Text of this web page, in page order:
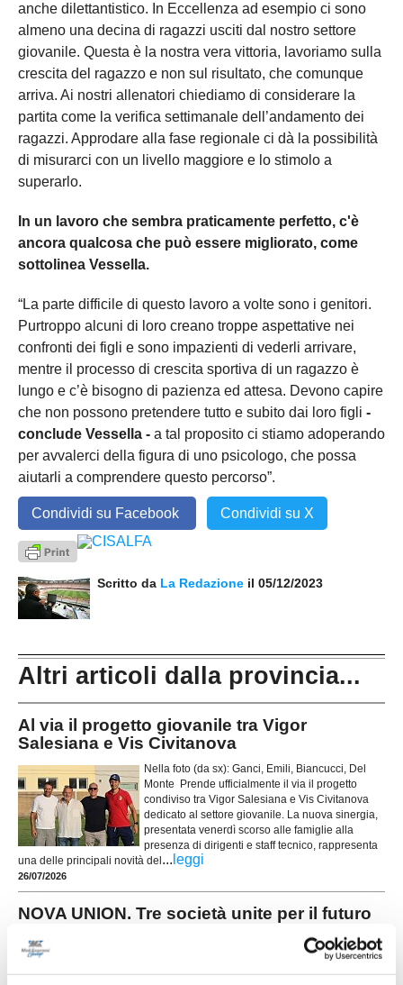
anche dilettantistico. In Eccellenza ad esempio ci sono
almeno una decina di ragazzi usciti dal nostro settore
giovanile. Questa è la nostra vera vittoria, lavoriamo sulla
crescita del ragazzo e non sul risultato, che comunque
arriva. Ai nostri allenatori chiediamo di considerare la
partita come la verifica settimanale dell’andamento dei
ragazzi. Approdare alla fase regionale ci dà la possibilità
di misurarci con un livello maggiore e lo stimolo a
superarlo.
In un lavoro che sembra praticamente perfetto, c'è
ancora qualcosa che può essere migliorato, come
sottolinea Vessella.
“La parte difficile di questo lavoro a volte sono i genitori.
Purtroppo alcuni di loro creano troppe aspettative nei
confronti dei figli e sono impazienti di vederli arrivare,
mentre il processo di crescita sportiva di un ragazzo è
lungo e c’è bisogno di pazienza ed attesa. Devono capire
che non possono pretendere tutto e subito dai loro figli -
conclude Vessella - a tal proposito ci stiamo adoperando
per avvalerci della figura di uno psicologo, che possa
aiutarli a comprendere questo percorso”.
Condividi su Facebook Condividi su X
Scritto da La Redazione il 05/12/2023
Altri articoli dalla provincia...
Al via il progetto giovanile tra Vigor
Salesiana e Vis Civitanova
Nella foto (da sx): Ganci, Emili, Biancucci, Del
Monte Prende ufficialmente il via il progetto
condiviso tra Vigor Salesiana e Vis Civitanova
dedicato al settore giovanile. La nuova sinergia,
presentata venerdì scorso alle famiglie alla
presenza di dirigenti e staff tecnico, rappresenta
una delle principali novità del ... leggi
26/07/2026
NOVA UNION. Tre società unite per il futuro
MONTECASSIANO – Una platea attenta e
partecipe, composta da tanti giovani, famiglie,